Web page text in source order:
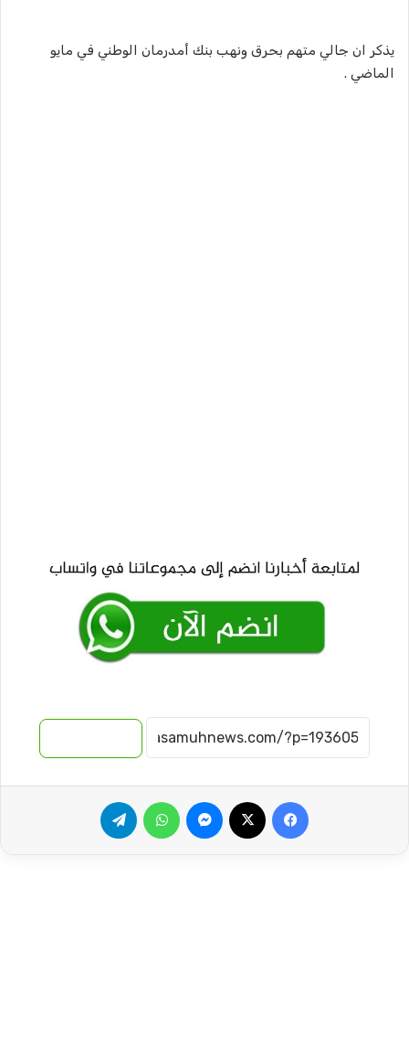
يذكر ان جالي متهم بحرق ونهب بنك أمدرمان الوطني في مايو
الماضي .
فيسبوك ماسنجر واتساب